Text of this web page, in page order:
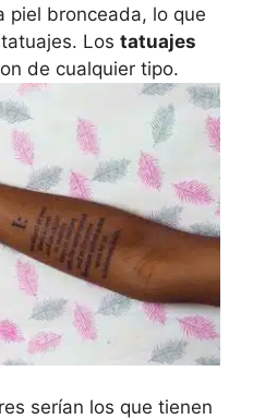
piel bronceada, lo que
Los tatuajes
de cualquier tipo.
serían los que tienen